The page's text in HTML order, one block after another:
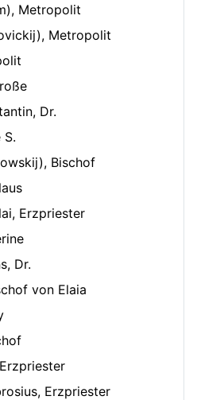
Metropolit
Metropolit
Dr.
Bischof
Erzpriester
Dr.
von Elaia
Erzpriester